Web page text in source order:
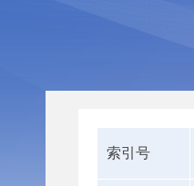
索引号